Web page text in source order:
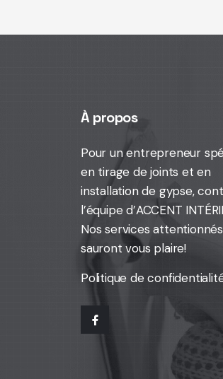
À propos
Pour un entrepreneur
en tirage de joints et en
installation de gypse,
l’équipe d’ACCENT
Nos services attentionnés
sauront vous plaire!
Politique de